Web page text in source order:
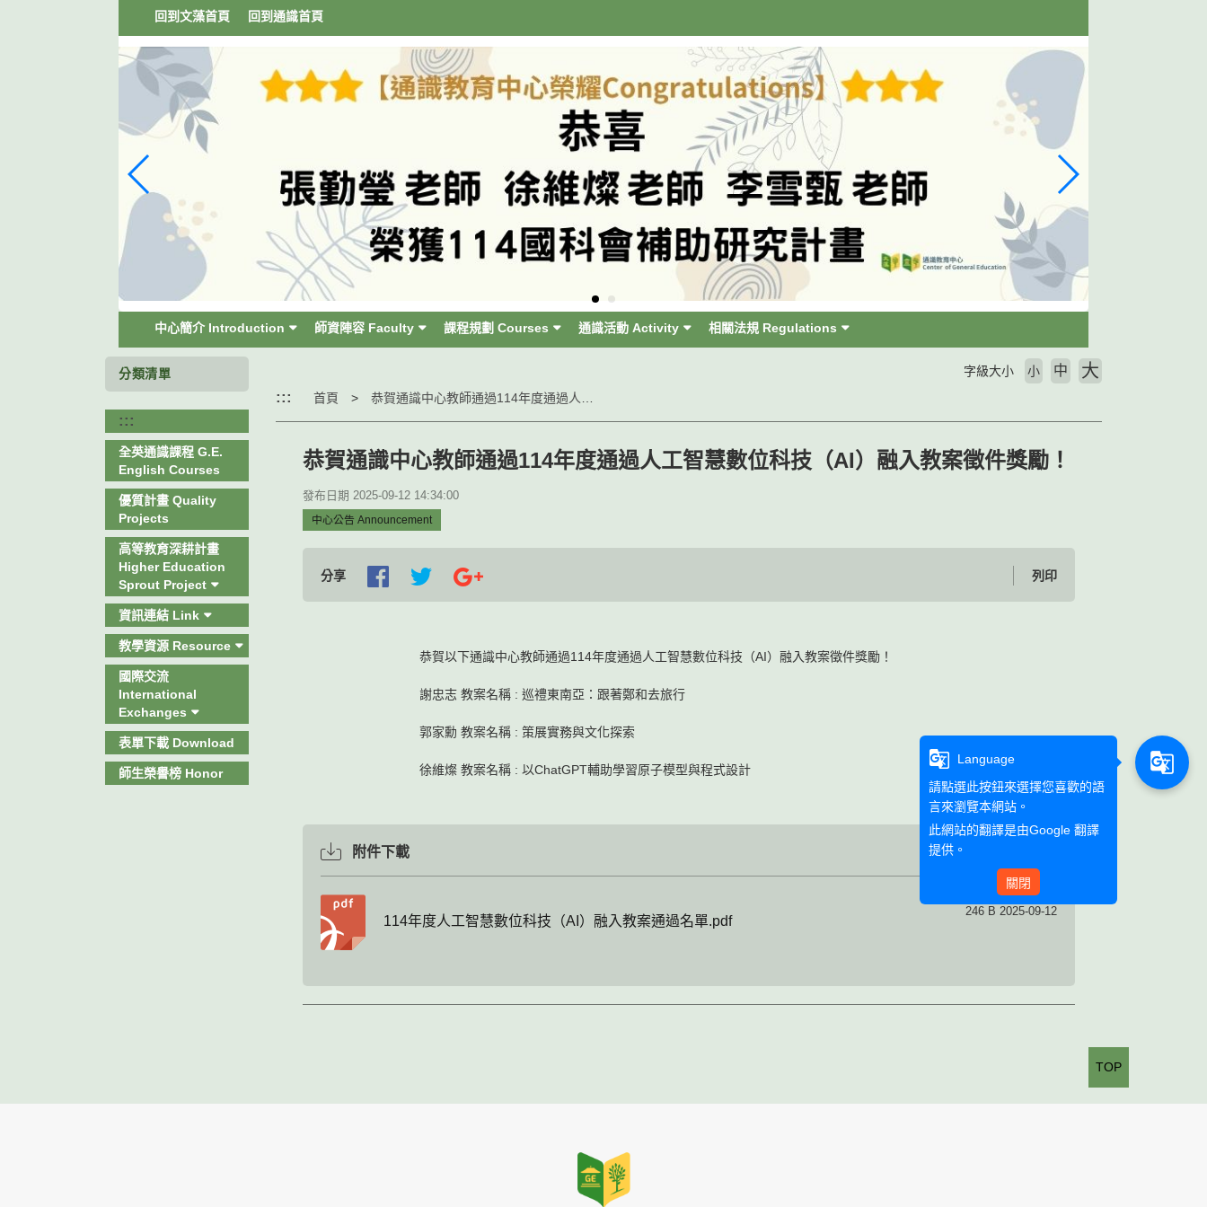
回到文藻首頁 回到通識首頁
中心簡介 Introduction 師資陣容 Faculty 課程規劃 Courses 通識活動 Activity 相關法規 Regulations
分類清單
:::
全英通識課程 G.E.
English Courses
優質計畫 Quality
Projects
高等教育深耕計畫
Higher Education
Sprout Project
資訊連結 Link
教學資源 Resource
國際交流
International
Exchanges
表單下載 Download
師生榮譽榜 Honor
::: 首頁
字級大小 小 中 大
恭賀通識中心教師通過114年度通過人工智慧數位科技（AI）融入教案徵件獎勵！
發布日期 2025-09-12 14:34:00
中心公告 Announcement
分享 列印
恭賀以下通識中心教師通過114年度通過人工智慧數位科技（AI）融入教案徵件獎勵！
謝忠志 教案名稱 : 巡禮東南亞：跟著鄭和去旅行
郭家勳 教案名稱 : 策展實務與文化探索
徐維燦 教案名稱 : 以ChatGPT輔助學習原子模型與程式設計
附件下載
114年度人工智慧數位科技（AI）融入教案通過名單.pdf
246 B 2025-09-12
TOP
g_translate
Language
請點選此按鈕來選擇您喜歡的語
言來瀏覽本網站。
此網站的翻譯是由Google 翻譯
提供。
關閉
g_translate